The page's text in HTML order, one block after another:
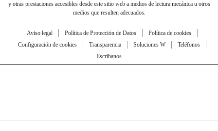
y otras prestaciones accesibles desde este sitio web a medios de lectura mecánica u otros
medios que resulten adecuados.
Aviso legal Política de Protección de Datos
Política de cookies
Configuración de cookies
Transparencia Soluciones W
Teléfonos
Escríbanos